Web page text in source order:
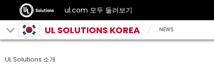
ul.com 모두 둘러보기
UL SOLUTIONS KOREA NEWS
UL Solutions 소개